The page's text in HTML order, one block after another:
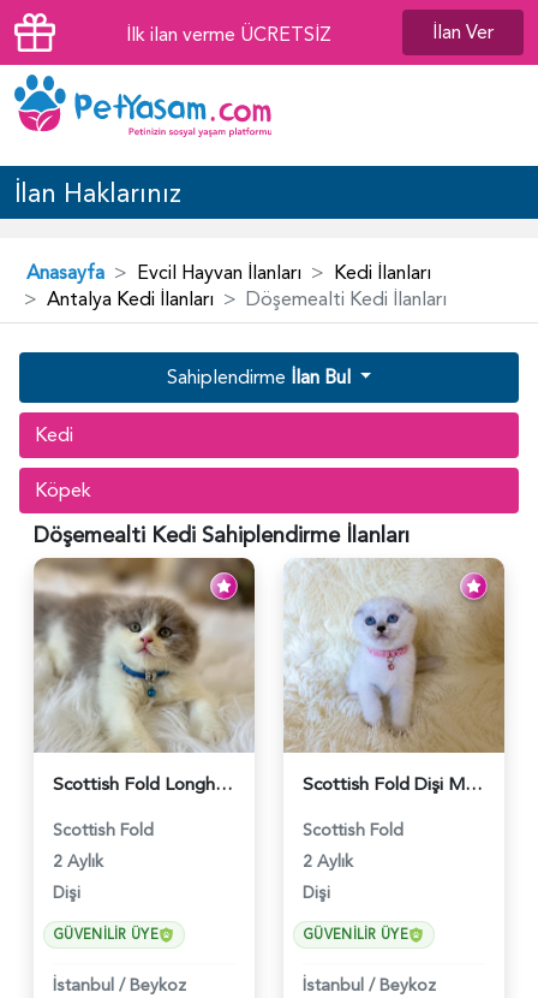
İlk ilan verme ÜCRETSİZ İlan Ver
İlan Haklarınız
Anasayfa Evcil Hayvan İlanları
Kedi İlanları
Antalya Kedi İlanları
Döşemealti Kedi İlanları
Sahiplendirme İlan Bul
Kedi
Köpek
Döşemealti Kedi Sahiplendirme İlanları
Scottish Fold Longhair Lilac Bi Color 2 Aylık - 5908
Scottish Fold
2 Aylık
Dişi
GÜVENILIR ÜYE
İstanbul / Beykoz
Scottish Fold Dişi Mükemmel Yavrumuz - 5909
Scottish Fold
2 Aylık
Dişi
GÜVENILIR ÜYE
İstanbul / Beykoz